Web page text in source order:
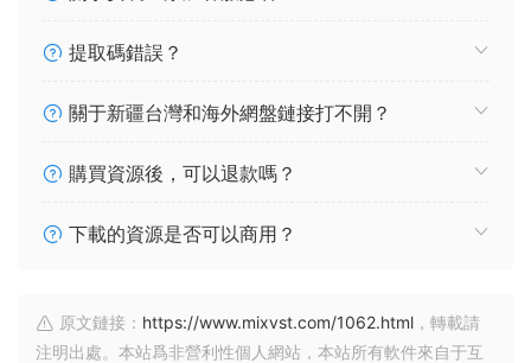
提取碼錯誤？
關于新疆台灣和海外網盤鏈接打不開？
購買資源後，可以退款嗎？
下載的資源是否可以商用？
原文鏈接： https://www.mixvst.com/1062.html ，轉載請
注明出處。本站爲非營利性個人網站，本站所有軟件來自于互